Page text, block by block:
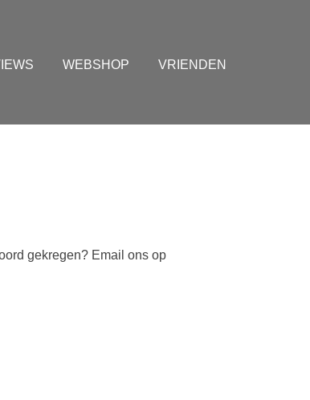
WEBSHOP VRIENDEN
gekregen? Email ons op